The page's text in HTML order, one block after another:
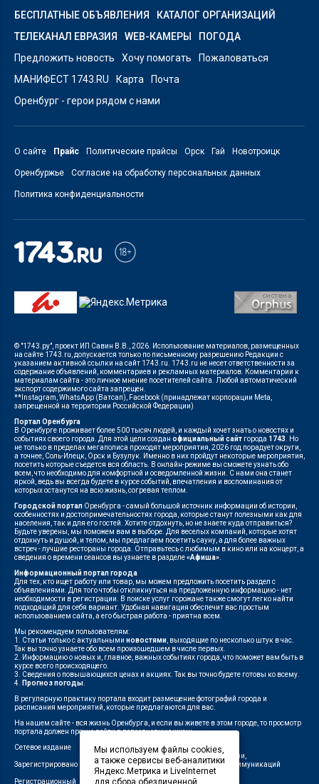
БЕСПЛАТНЫЕ ОБЪЯВЛЕНИЯ
КАТАЛОГ ОРГАНИЗАЦИЙ
ТЕЛЕКАНАЛ ЕВРАЗИЯ
WEB-КАМЕРЫ
ПОГОДА
Предложить новость
Хочу помогать
Пожаловаться
МАНИФЕСТ 1743.RU
Карта
Почта
Оренбург - герои рядом с нами
О сайте Прайс Политические прайсы Орск Гай Новотроицк
Оренбуржье Согласие на обработку персональных данных
Политика конфиденциальности
© "1743.ру", проект ИП Савин В.В., 2026. Использование материалов, размещенных
на сайте 1743.ru, допускается только по письменному разрешению Редакции с
указанием активной ссылки на сайт 1743.ru. 1743.ru не несет ответственности за
содержание объявлений, комментариев и рекламных материалов. Комментарии к
материалам сайта - это личное мнение посетителей сайта. Любой автоматический
экспорт содержимого сайта запрещен.
**Instagram, WhatsApp (Ватсап), Facebook (принадлежат корпорации Meta,
запрещенной на территории Российской Федерации)
Портал Оренбурга
В Оренбурге проживает более 500 тысяч людей, и каждый хочет знать о новостях и
событиях своего города. Для этой цели создан официальный сайт города 1743 . Но
не только в пределах мегаполиса проходят мероприятия, 2026 год порадует округи,
а точнее, Соль-Илецк, Орск и Бузулук. Именно в них пройдут некоторые мероприятия,
посетить которые съедется вся область. В онлайн-режиме вы сможете узнать обо
всем, что необходимо для комфортной и осведомленной жизни. С нами она станет
яркой, ведь вы всегда будете в курсе событий, впечатления и воспоминания от
которых останутся на всю жизнь, согревая теплом.
Городской портал Оренбурга - самый большой источник информации об истории,
особенностях и достопримечательностях города, которые станут полезными как для
населения, так и для его гостей. Хотите отдохнуть, но не знаете куда отправиться?
Будьте уверены, мы поможем вам в выборе. Для веселых компаний, которые хотят
отдохнуть и душой, и телом, мы предлагаем посетить сауну, а для более важных
встреч - лучшие рестораны города. Отправьтесь с любимым в кино или на концерт, а
сведения о времени сеансов вы узнаете в разделе«Афиша»
Информационный портал города
Для тех, кто ищет работу или товар, мы можем предложить посетить раздел с
объявлениями. Для того чтобы откликнуться на предложенную информацию - нет
необходимости в регистрации. В поиске услуг горожане также смогут легко найти
подходящий для себя вариант. Удобная навигация обеспечит вас простым
использованием сайта, а его быстрая работа - приятна всем.
Мы рекомендуем пользователям:
1. Статьи только с актуальными новостями , выходящие по несколько штук в час.
Так вы точно узнаете обо всем произошедшем в числе первых.
2. Информацию о новых и, главное, важных событиях города, что поможет вам быть в
курсе всего происходящего.
3. Сведения о повышающихся ценах и акциях. Так вы точно будете готовы ко всему.
4.
Прогноз погоды
В регулярную практику портала входит размещение фотографий города и
расписания мероприятий, которые предлагаются для вас.
На нашем сайте - вся жизнь Оренбурга, и если вы живете в этом городе, то просмотр
портала должен прочно войти в повседневную жизнь.
Сетевое издание
"1743"
Зарегистрировано
Федеральной службой по надзору в сфере связи,
информационных технологий и массовых коммуникаций
(Роскомнадзор)
Регистрационный
Мы используем файлы cookies,
а также сервисы веб-аналитики
Яндекс.Метрика и LiveInternet
для сбора обезличенной